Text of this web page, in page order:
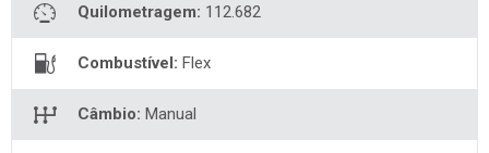
Quilometragem: 112.682
Combustível: Flex
Câmbio: Manual